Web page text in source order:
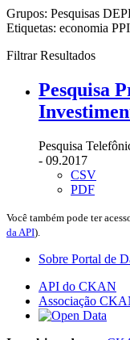
Grupos: Pesquisas
Etiquetas: economia PPI
Filtrar Resultados
Pesquisa
Pesquisa
- 09.2017
CSV
PDF
Você também pode ter
da API).
Sobre Portal de
API do CKAN
Associação